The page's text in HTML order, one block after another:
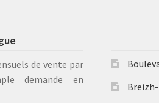
de vente par
demande en